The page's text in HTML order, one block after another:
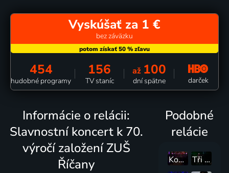
Vyskúšať za 1 €
bez záväzku
454
hudobné programy
156
TV staníc
až 100
dní spätne darček
Informácie o relácii:
Slavnostní koncert k 70.
výročí založení ZUŠ
Říčany
Podobné
relácie
Koncert pro Jaroslava Uhlíře
Tři sestry Live Ledárny Braník 2025